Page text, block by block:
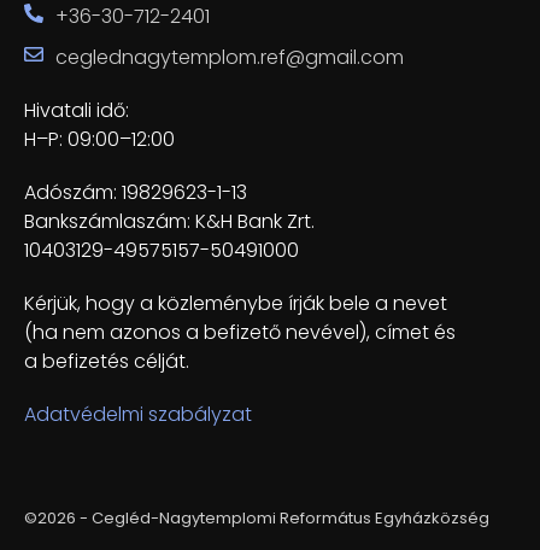
+36-30-712-2401
ceglednagytemplom.ref@gmail.com
Hivatali idő:
H–P: 09:00–12:00
Adószám: 19829623-1-13
Bankszámlaszám: K&H Bank Zrt.
10403129-49575157-50491000
Kérjük, hogy a közleménybe írják bele a nevet
(ha nem azonos a befizető nevével), címet és
a befizetés célját.
Adatvédelmi szabályzat
©2026 - Cegléd-Nagytemplomi Református Egyházközség